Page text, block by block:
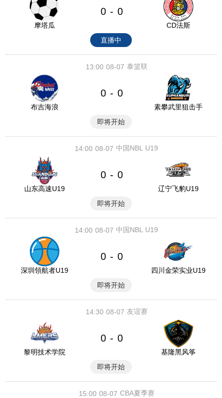
摩塔瓜
0 - 0
CD法斯
直播中
08-07
13:00 泰篮联
布吉海浪
0 - 0
素攀武里狙击手
即将开始
08-07
14:00 中国NBL U19
山东高速U19
0 - 0
辽宁飞豹U19
即将开始
08-07
14:00 中国NBL U19
深圳領航者U19
0 - 0
四川金荣实业U19
即将开始
08-07
14:30 友谊赛
黎明技术学院
0 - 0
基隆黑风筝
即将开始
08-07
15:00 CBA夏季赛